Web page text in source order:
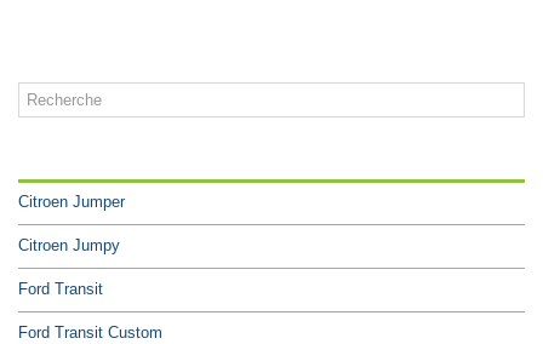
Citroen Jumper
Citroen Jumpy
Ford Transit
Ford Transit Custom